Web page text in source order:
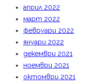
април 2022
март 2022
февруари 2022
януари 2022
декември 2021
ноември 2021
октомври 2021